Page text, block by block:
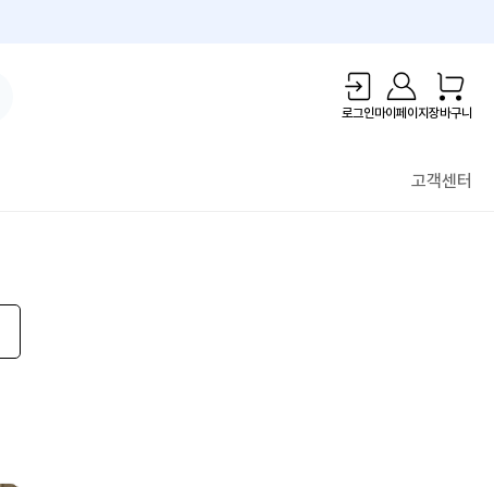
로그인마이페이지장바구니
고객센터